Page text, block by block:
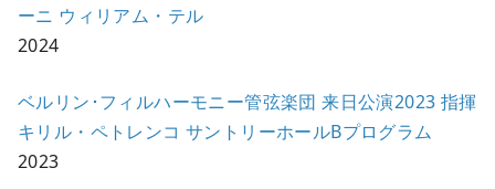
ーニ ウィリアム・テル
2024
ベルリン･フィルハーモニー管弦楽団 来日公演2023 指揮
キリル・ペトレンコ サントリーホールBプログラム
2023